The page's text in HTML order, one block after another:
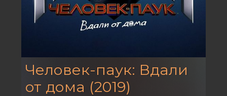
Человек-паук: Вдали
от дома (2019)